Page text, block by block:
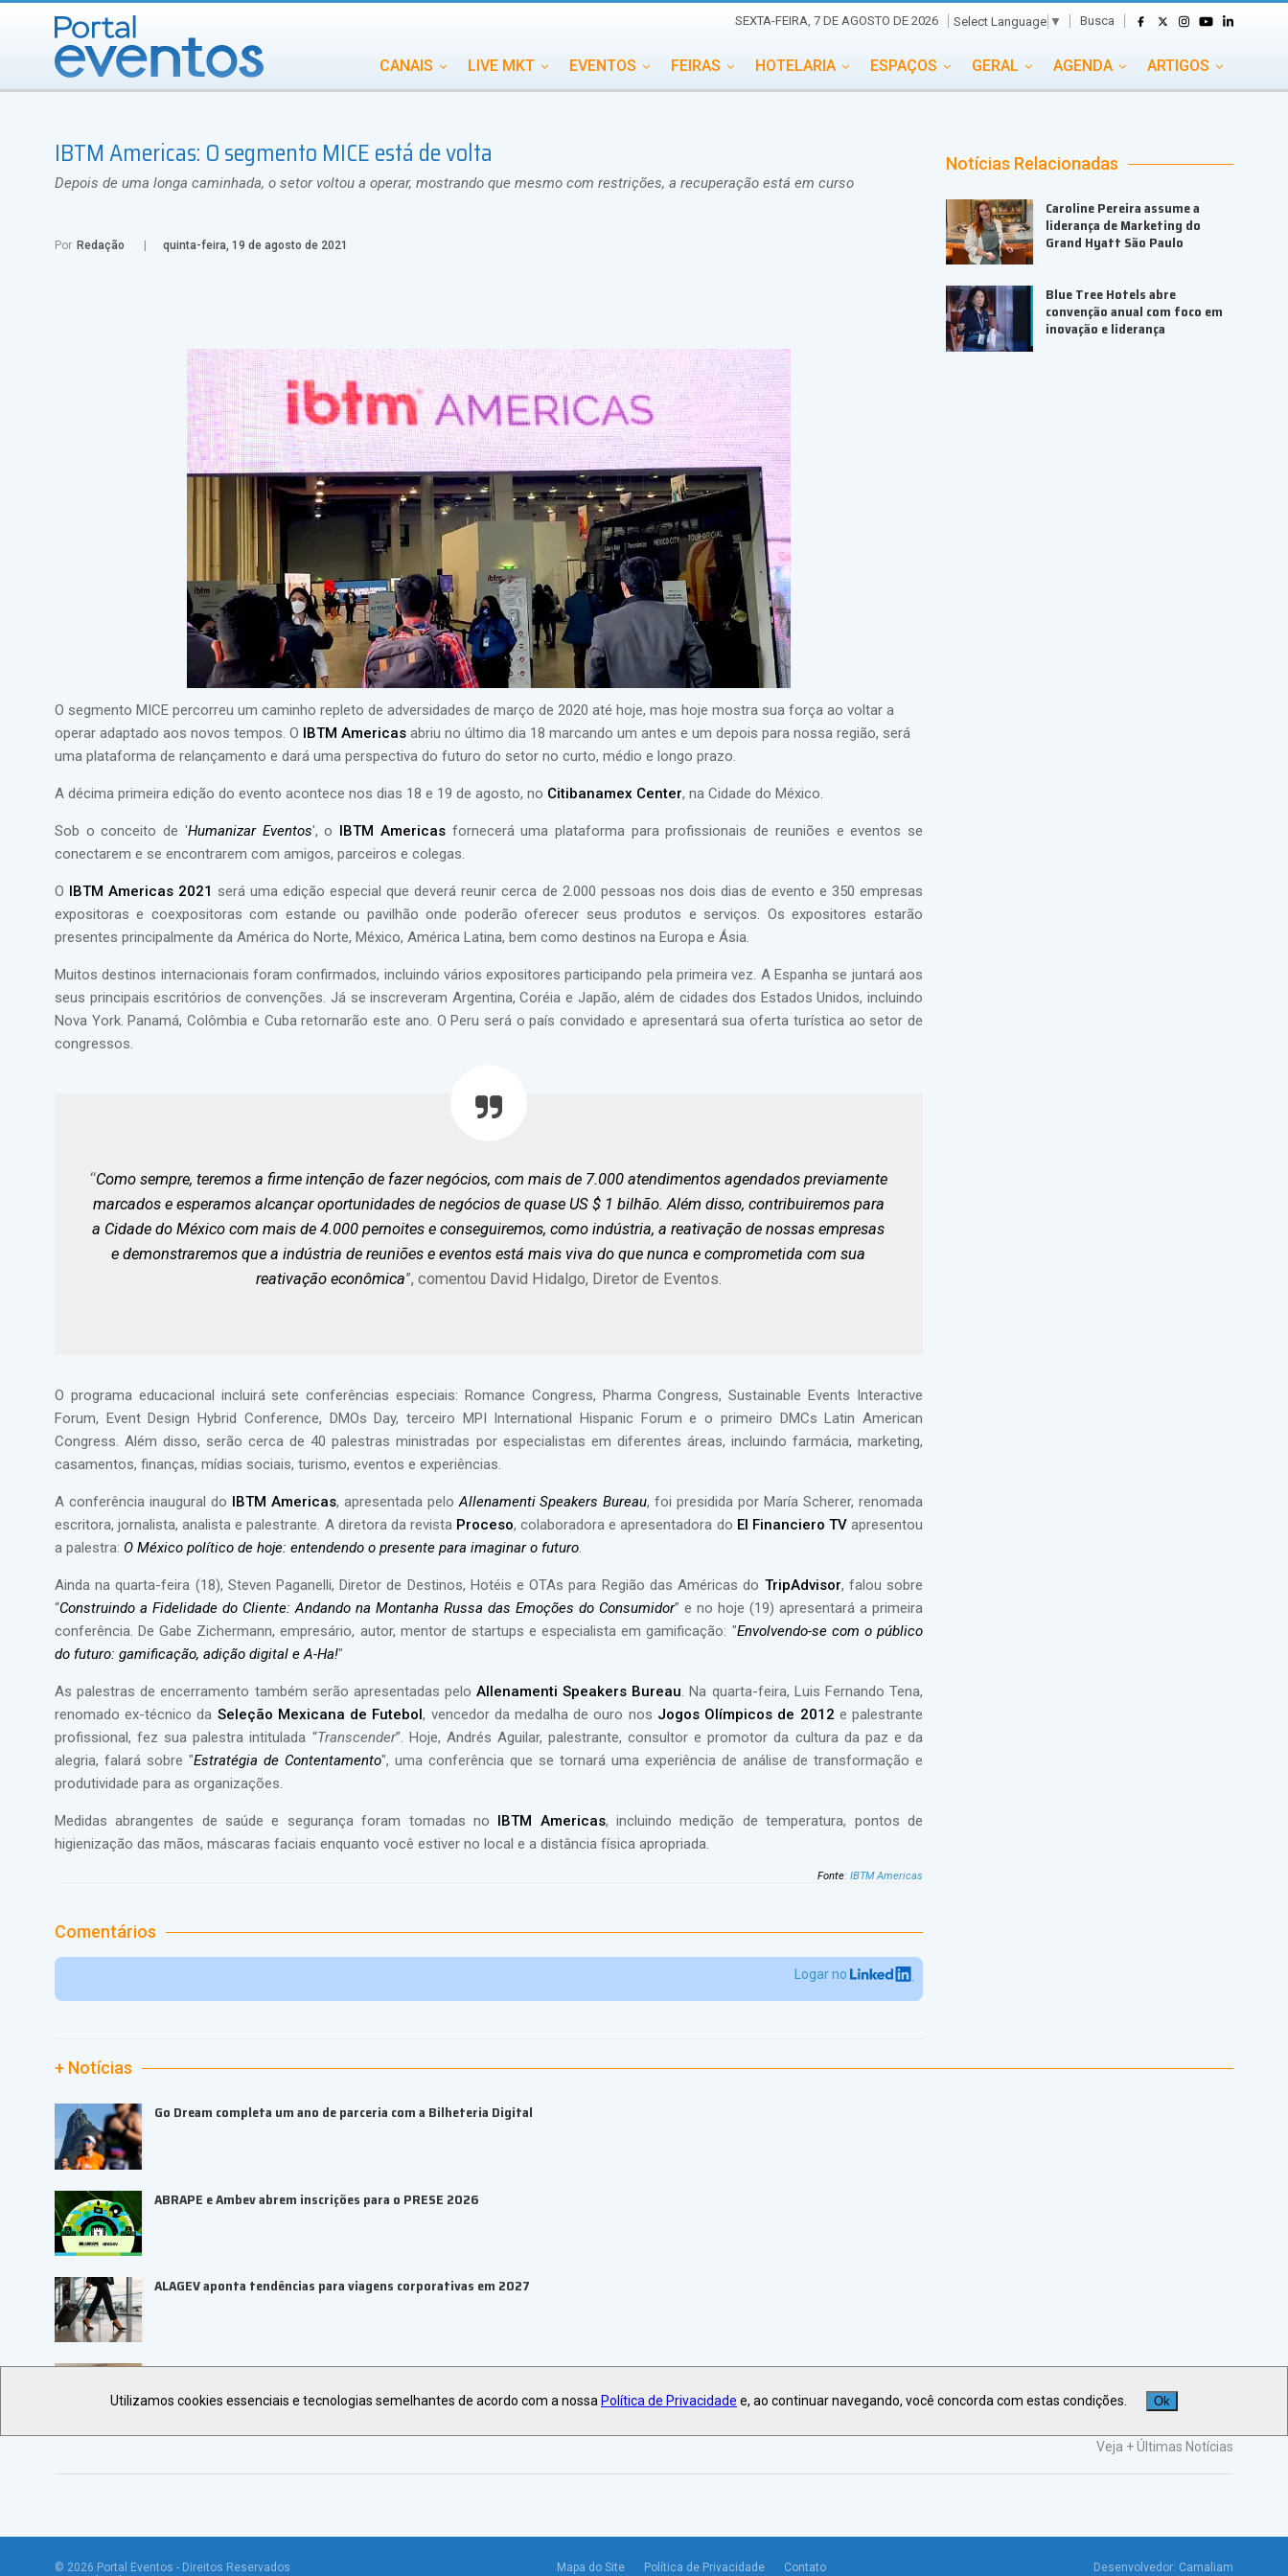
SEXTA-FEIRA, 7 DE AGOSTO DE 2026 Select Language ▼ Busca
CANAIS LIVE MKT EVENTOS FEIRAS HOTELARIA ESPAÇOS GERAL AGENDA ARTIGOS
INCENTIVOS INTERNACIONAL PORTAL EVENTOS TV TRANSPORTES
TURISMO VAI E VEM
IBTM Americas: O segmento MICE está de volta
Depois de uma longa caminhada, o setor voltou a operar, mostrando que mesmo com restrições, a recuperação está em curso
Por Redação quinta-feira, 19 de agosto de 2021
O segmento MICE percorreu um caminho repleto de adversidades de março de 2020 até hoje, mas hoje mostra sua força ao voltar a
operar adaptado aos novos tempos. O IBTM Americas abriu no último dia 18 marcando um antes e um depois para nossa região, será
uma plataforma de relançamento e dará uma perspectiva do futuro do setor no curto, médio e longo prazo.
A décima primeira edição do evento acontece nos dias 18 e 19 de agosto, no Citibanamex Center, na Cidade do México.
Sob o conceito de 'Humanizar Eventos', o IBTM Americasfornecerá uma plataforma para profissionais de reuniões e eventos se
conectarem e se encontrarem com amigos, parceiros e colegas.
O IBTM Americas 2021 será uma edição especial que deverá reunir cerca de 2.000 pessoas nos dois dias de evento e 350 empresas
expositoras e coexpositoras com estande ou pavilhão onde poderão oferecer seus produtos e serviços. Os expositores estarão
presentes principalmente da América do Norte, México, América Latina, bem como destinos na Europa e Ásia.
Muitos destinos internacionais foram confirmados, incluindo vários expositores participando pela primeira vez. A Espanha se juntará aos
seus principais escritórios de convenções. Já se inscreveram Argentina, Coréia e Japão, além de cidades dos Estados Unidos, incluindo
Nova York. Panamá, Colômbia e Cuba retornarão este ano. O Peru será o país convidado e apresentará sua oferta turística ao setor de
congressos.
“Como sempre, teremos a firme intenção de fazer negócios, com mais de 7.000 atendimentos agendados previamente
marcados e esperamos alcançar oportunidades de negócios de quase US $ 1 bilhão. Além disso, contribuiremos para
a Cidade do México com mais de 4.000 pernoites e conseguiremos, como indústria, a reativação de nossas empresas
e demonstraremos que a indústria de reuniões e eventos está mais viva do que nunca e comprometida com sua
reativação econômica”, comentou David Hidalgo, Diretor de Eventos.
O programa educacional incluirá sete conferências especiais: Romance Congress, Pharma Congress, Sustainable Events Interactive
Forum, Event Design Hybrid Conference, DMOs Day, terceiro MPI International Hispanic Forum e o primeiro DMCs Latin American
Congress. Além disso, serão cerca de 40 palestras ministradas por especialistas em diferentes áreas, incluindo farmácia, marketing,
casamentos, finanças, mídias sociais, turismo, eventos e experiências.
A conferência inaugural do IBTM Americas, apresentada peloAllenamenti Speakers Bureau, foi presidida por María Scherer, renomada
escritora, jornalista, analista e palestrante. A diretora da revista Proceso, colaboradora e apresentadora do El Financiero TVapresentou
a palestra: O México político de hoje: entendendo o presente para imaginar o futuro.
Ainda na quarta-feira (18), Steven Paganelli, Diretor de Destinos, Hotéis e OTAs para Região das Américas do TripAdvisor, falou sobre
“Construindo a Fidelidade do Cliente: Andando na Montanha Russa das Emoções do Consumidor” e no hoje (19) apresentará a primeira
conferência. De Gabe Zichermann, empresário, autor, mentor de startups e especialista em gamificação: "Envolvendo-se com o público
do futuro: gamificação, adição digital e A-Ha!"
As palestras de encerramento também serão apresentadas peloAllenamenti Speakers Bureau. Na quarta-feira, Luis Fernando Tena,
renomado ex-técnico da Seleção Mexicana de Futebol, vencedor da medalha de ouro nos Jogos Olímpicos de 2012 e palestrante
profissional, fez sua palestra intitulada “Transcender”. Hoje, Andrés Aguilar, palestrante, consultor e promotor da cultura da paz e da
alegria, falará sobre "Estratégia de Contentamento", uma conferência que se tornará uma experiência de análise de transformação e
produtividade para as organizações.
Medidas abrangentes de saúde e segurança foram tomadas no IBTM Americas, incluindo medição de temperatura, pontos de
higienização das mãos, máscaras faciais enquanto você estiver no local e a distância física apropriada.
Fonte: IBTM Americas
Comentários
Logar no
Notícias Relacionadas
Caroline Pereira assume a
liderança de Marketing do
Grand Hyatt São Paulo
Blue Tree Hotels abre
convenção anual com foco em
inovação e liderança
+ Notícias
Go Dream completa um ano de parceria com a Bilheteria Digital
ABRAPE e Ambev abrem inscrições para o PRESE 2026
ALAGEV aponta tendências para viagens corporativas em 2027
UBRAFE e SP Negócios fortalecem ecossistema de eventos B2B
Veja +Últimas Notícias
© 2026 Portal Eventos - Direitos Reservados
Mapa do Site Política de Privacidade Contato Desenvolvedor: Camaliam
Utilizamos cookies essenciais e tecnologias semelhantes de acordo com a nossa Política de Privacidade e, ao continuar navegando, você concorda com estas condições. Ok